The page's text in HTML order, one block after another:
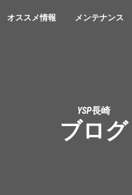
オススメ情報 メンテナンス
YSP長崎
ブログ